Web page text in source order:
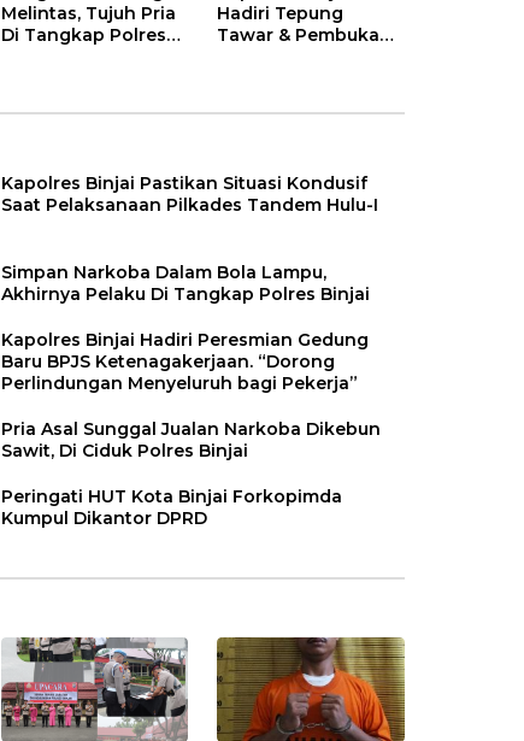
Melintas, Tujuh Pria
Di Tangkap Polres
Hadiri Tepung
Tawar & Pembukaan
Kapolres Binjai Pastikan Situasi Kondusif
Saat Pelaksanaan Pilkades Tandem Hulu-I
Simpan Narkoba Dalam Bola Lampu,
Akhirnya Pelaku Di Tangkap Polres Binjai
Kapolres Binjai Hadiri Peresmian Gedung
Baru BPJS Ketenagakerjaan. “Dorong
Perlindungan Menyeluruh bagi Pekerja”
Pria Asal Sunggal Jualan Narkoba Dikebun
Sawit, Di Ciduk Polres Binjai
Peringati HUT Kota Binjai Forkopimda
Kumpul Dikantor DPRD